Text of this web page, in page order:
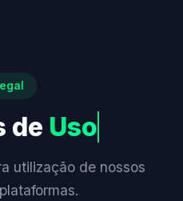
de Uso
utilização de nossos